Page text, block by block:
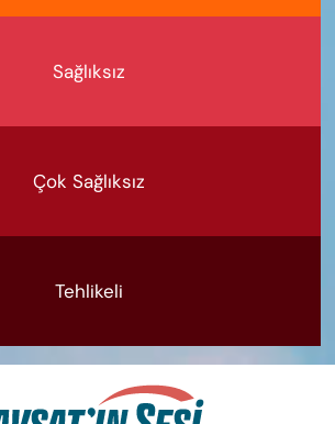
Sağlıksız
Çok Sağlıksız
Tehlikeli